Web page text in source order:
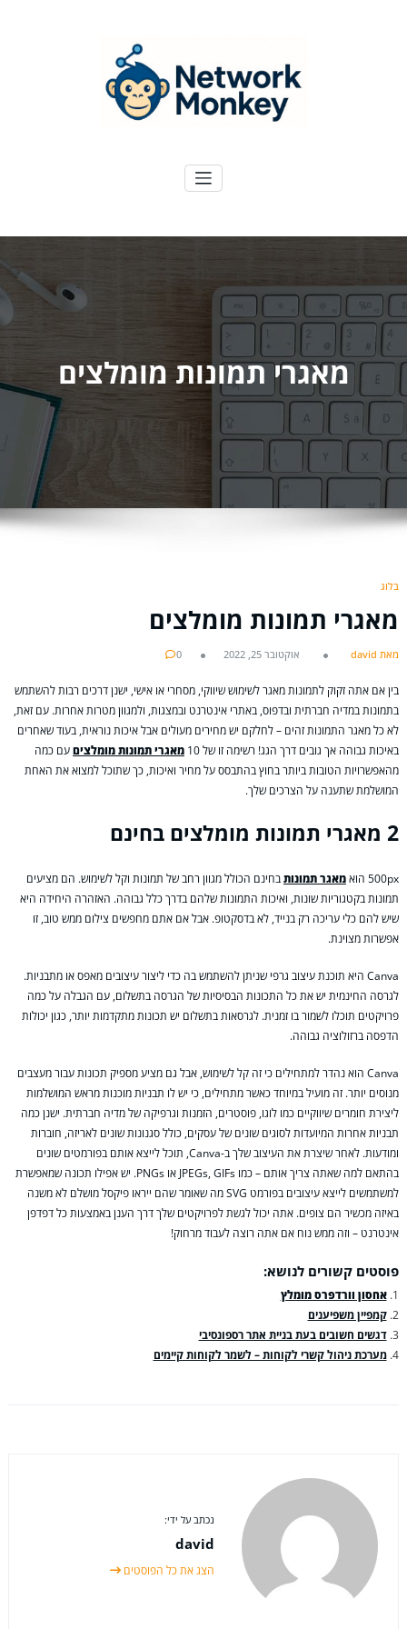
מאגרי תמונות מומלצים
בלוג
מאגרי תמונות מומלצים
מאת david אוקטובר 25, 2022 0
בין אם אתה זקוק לתמונות מאגר לשימוש שיווקי, מסחרי או אישי, ישנן דרכים רבות להשתמש
בתמונות במדיה חברתית ובדפוס, באתרי אינטרנט ובמצגות, ולמגוון מטרות אחרות. עם זאת,
לא כל מאגר התמונות זהים – לחלקם יש מחירים מעולים אבל איכות נוראית, בעוד שאחרים
באיכות גבוהה אך גובים דרך הגג! רשימה זו של 10
מאגרי תמונות מומלציםעם כמה
מהאפשרויות הטובות ביותר בחוץ בהתבסס על מחיר ואיכות, כך שתוכל למצוא את האחת
המושלמת שתענה על הצרכים שלך.
2 מאגרי תמונות מומלצים בחינם
500px הוא מאגר תמונותבחינם הכולל מגוון רחב של תמונות וקל לשימוש. הם מציעים
תמונות בקטגוריות שונות, ואיכות התמונות שלהם בדרך כלל גבוהה. האזהרה היחידה היא
שיש להם כלי עריכה רק בנייד, לא בדסקטופ. אבל אם אתם מחפשים צילום ממש טוב, זו
אפשרות מצוינת.
Canva היא תוכנת עיצוב גרפי שניתן להשתמש בה כדי ליצור עיצובים מאפס או מתבניות.
לגרסה החינמית יש את כל התכונות הבסיסיות של הגרסה בתשלום, עם הגבלה על כמה
פרויקטים תוכלו לשמור בו זמנית. לגרסאות בתשלום יש תכונות מתקדמות יותר, כגון יכולות
הדפסה ברזולוציה גבוהה.
Canva הוא נהדר למתחילים כי זה קל לשימוש, אבל גם מציע מספיק תכונות עבור מעצבים
מנוסים יותר. זה מועיל במיוחד כאשר מתחילים, כי יש לו תבניות מוכנות מראש המושלמות
ליצירת חומרים שיווקיים כמו לוגו, פוסטרים, הזמנות וגרפיקה של מדיה חברתית. ישנן כמה
תבניות אחרות המיועדות לסוגים שונים של עסקים, כולל סגנונות שונים לאריזה, חוברות
ומודעות. לאחר שיצרת את העיצוב שלך ב-Canva, תוכל לייצא אותם בפורמטים שונים
בהתאם למה שאתה צריך אותם – כמו JPEGs, GIFs או PNGs. יש אפילו תכונה שמאפשרת
למשתמשים לייצא עיצובים בפורמט SVG מה שאומר שהם ייראו פיקסל מושלם לא משנה
באיזה מכשיר הם צופים. אתה יכול לגשת לפרויקטים שלך דרך הענן באמצעות כל דפדפן
אינטרנט – וזה ממש נוח אם אתה רוצה לעבוד מרחוק!
פוסטים קשורים לנושא:
אחסון וורדפרס מומלץ
קמפיין משפיענים
דגשים חשובים בעת בניית אתר רספונסיבי
מערכת ניהול קשרי לקוחות – לשמר לקוחות קיימים
נכתב על ידי:
david
הצג את כל הפוסטים